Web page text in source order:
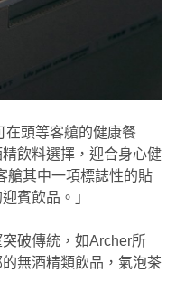
在頭等客艙的健康餐
飲料選擇，迎合身心健
艙其中一項標誌性的貼
賓飲品。」
破傳統，如Archer所
無酒精類飲品，氣泡茶